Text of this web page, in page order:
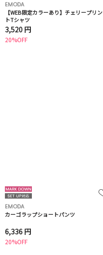
EMODA
【WEB限定カラーあり】チェリープリン
トTシャツ
3,520 円
20%OFF
EMODA
カーゴラップショートパンツ
6,336 円
20%OFF